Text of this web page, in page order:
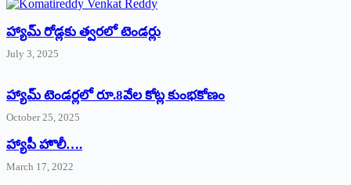
హ్యామ్‌ రోడ్లకు త్వరలో టెండర్లు
July 3, 2025
హ్యామ్‌ ‌టెండర్లలో రూ.8వేల కోట్ల కుంభకోణం
October 25, 2025
హ్యాపీ హొలీ….
March 17, 2022